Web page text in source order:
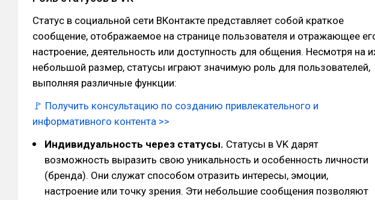
Статус в социальной сети ВКонтакте представляет собой краткое
сообщение, отображаемое на странице пользователя и отражающее
настроение, деятельность или доступность для общения. Несмотря на
небольшой размер, статусы играют значимую роль для пользователей,
выполняя различные функции:
🚩 Получить консультацию по созданию привлекательного и
информативного контента >>
Индивидуальность через статусы. Статусы в VK дарят
возможность выразить свою уникальность и особенность личности
(бренда). Они служат способом отразить интересы, эмоции,
настроение или точку зрения. Эти небольшие сообщения позволяют